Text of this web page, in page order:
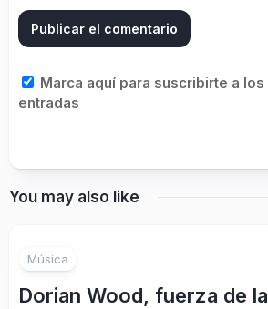
Marca aquí para suscribirte a
entradas
You may also like
Música
Dorian Wood, fuerza de